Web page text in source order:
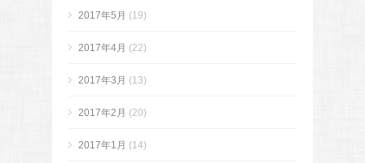
2017年5月 (19)
2017年4月 (22)
2017年3月 (13)
2017年2月 (20)
2017年1月 (14)